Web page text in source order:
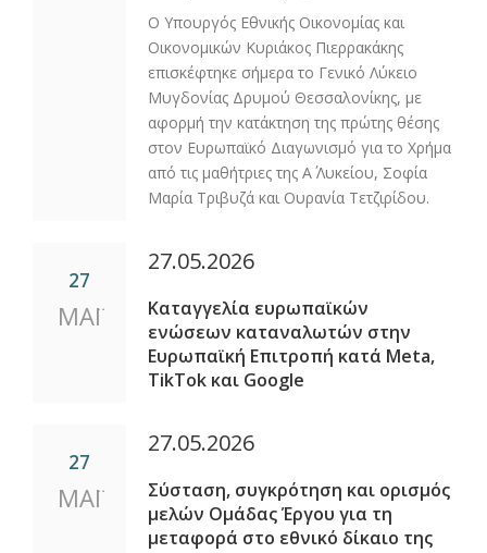
Ο Υπουργός Εθνικής Οικονομίας και
Οικονομικών Κυριάκος Πιερρακάκης
επισκέφτηκε σήμερα το Γενικό Λύκειο
Μυγδονίας Δρυμού Θεσσαλονίκης, με
αφορμή την κατάκτηση της πρώτης θέσης
στον Ευρωπαϊκό Διαγωνισμό για το Χρήμα
από τις μαθήτριες της Α΄ Λυκείου, Σοφία
Μαρία Τριβυζά και Ουρανία Τετζιρίδου.
27
ΜΑΪ
27.05.2026
Καταγγελία ευρωπαϊκών
ενώσεων καταναλωτών στην
Ευρωπαϊκή Επιτροπή κατά Meta,
TikTok και Google
27
ΜΑΪ
27.05.2026
Σύσταση, συγκρότηση και ορισμός
μελών Ομάδας Έργου για τη
μεταφορά στο εθνικό δίκαιο της